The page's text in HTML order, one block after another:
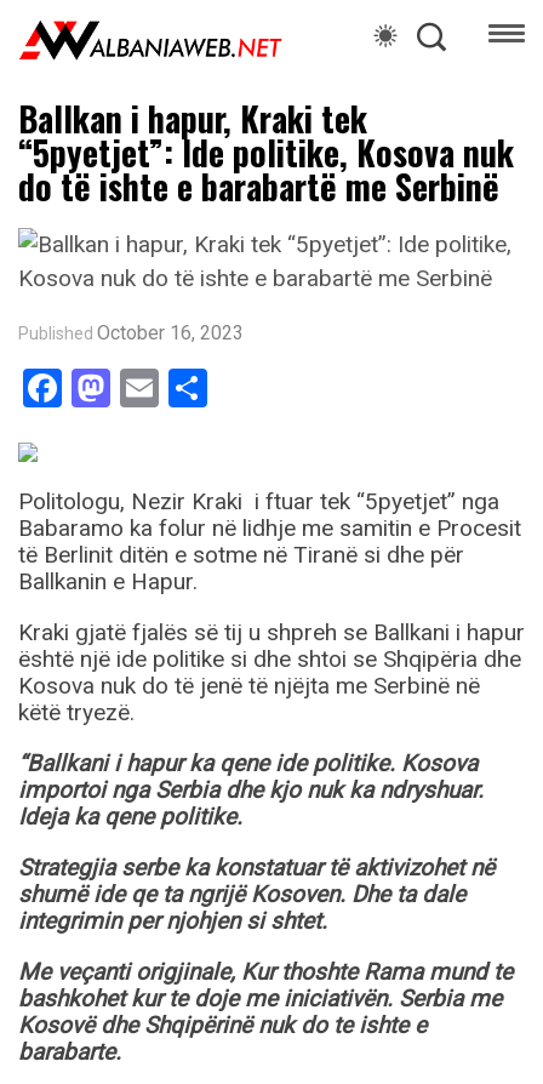
Ballkan i hapur, Kraki tek
“5pyetjet”: Ide politike, Kosova nuk
do të ishte e barabartë me Serbinë
Published October 16, 2023
Facebook
Mastodon
Email
Politologu, Nezir Kraki i ftuar tek “5pyetjet” nga
Babaramo ka folur në lidhje me samitin e Procesit
të Berlinit ditën e sotme në Tiranë si dhe për
Ballkanin e Hapur.
Kraki gjatë fjalës së tij u shpreh se Ballkani i hapur
është një ide politike si dhe shtoi se Shqipëria dhe
Kosova nuk do të jenë të njëjta me Serbinë në
këtë tryezë.
“Ballkani i hapur ka qene ide politike. Kosova
importoi nga Serbia dhe kjo nuk ka ndryshuar.
Ideja ka qene politike.
Strategjia serbe ka konstatuar të aktivizohet në
shumë ide qe ta ngrijë Kosoven. Dhe ta dale
integrimin per njohjen si shtet.
Me veçanti origjinale, Kur thoshte Rama mund te
bashkohet kur te doje me iniciativën. Serbia me
Kosovë dhe Shqipërinë nuk do te ishte e
barabarte.